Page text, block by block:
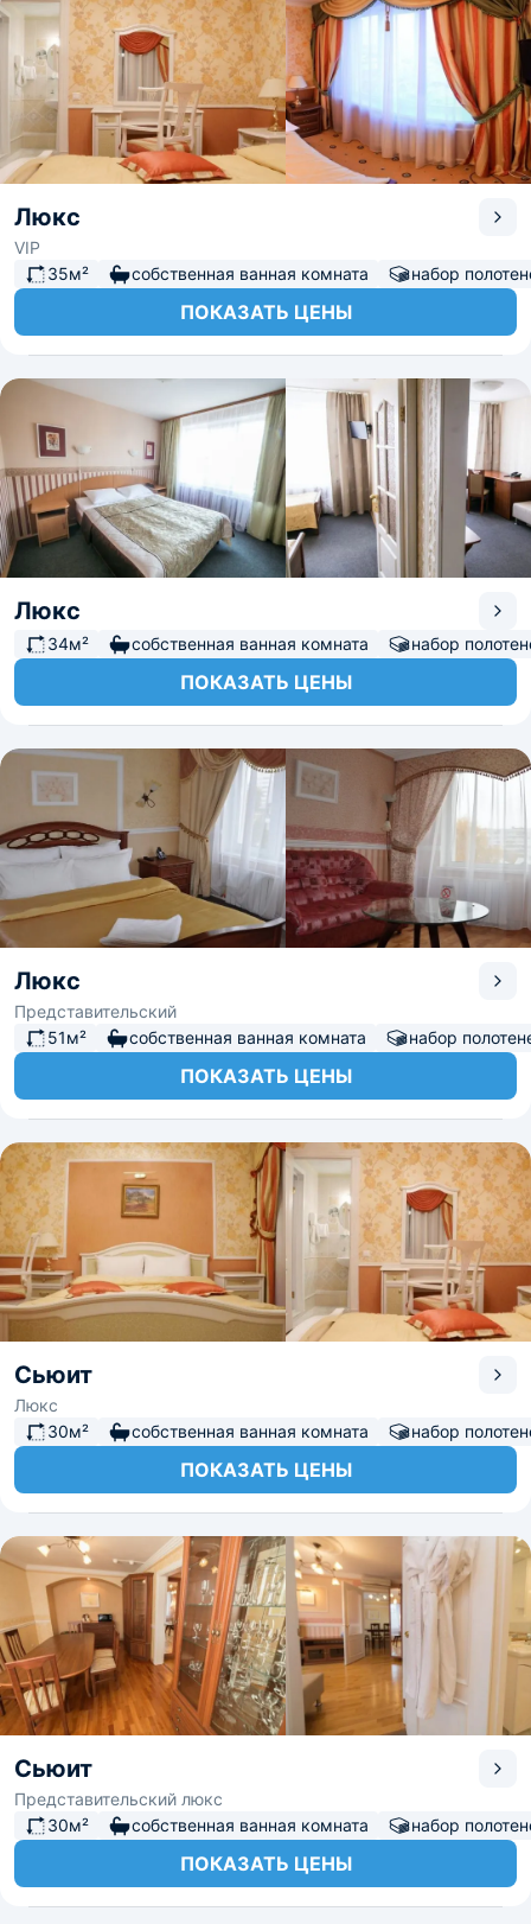
Люкс
VIP
35м²
собственная ванная комната набор
ПОКАЗАТЬ ЦЕНЫ
Люкс
34м² собственная ванная комната набор
ПОКАЗАТЬ ЦЕНЫ
Люкс
Представительский
51м²
собственная ванная комната набор
ПОКАЗАТЬ ЦЕНЫ
Сьюит
Люкс
30м²
собственная ванная комната набор
ПОКАЗАТЬ ЦЕНЫ
Сьюит
Представительский люкс
30м²
собственная ванная комната набор
ПОКАЗАТЬ ЦЕНЫ